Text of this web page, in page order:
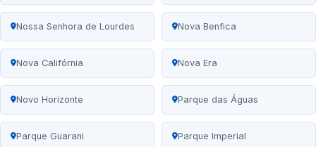
Nossa Senhora de Lourdes Nova Benfica
Nova Califórnia Nova Era
Novo Horizonte Parque das Águas
Parque Guarani Parque Imperial